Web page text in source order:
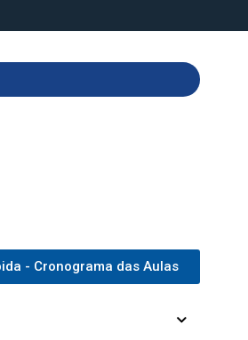
- Cronograma das Aulas